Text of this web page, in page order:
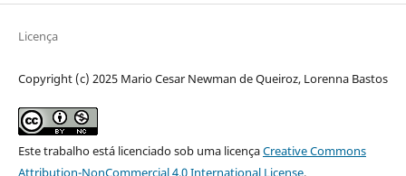
Licença
Copyright (c) 2025 Mario Cesar Newman de Queiroz, Lorenna Bastos
Este trabalho está licenciado sob uma licençaCreative Commons
Attribution-NonCommercial 4.0 International License.